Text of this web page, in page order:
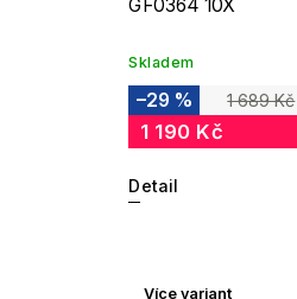
GF0364 10X
Skladem
1 689 Kč
–29 %
1 190 Kč
Detail
Více variant